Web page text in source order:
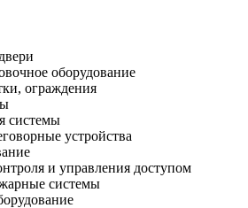
оборудование
ограждения
cистемы
устройства
и управления доступом
системы